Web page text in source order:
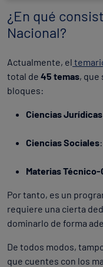
¿En qué
Nacional?
Actualmente, el
total de 45 temas, que
bloques:
Ciencias Jurídicas
Ciencias Sociales
Materias
Por tanto, es un
requiere una cierta
dominarlo de forma
De todos modos,
que cuentes con los